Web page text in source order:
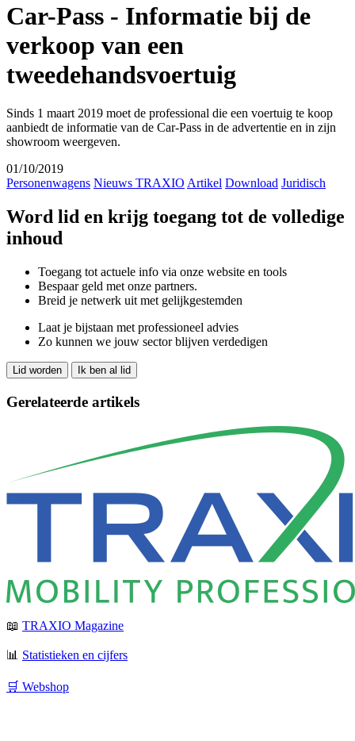
Car-Pass - Informatie bij de
verkoop van een
tweedehandsvoertuig
Sinds 1 maart 2019 moet de professional die een voertuig te koop
aanbiedt de informatie van de Car-Pass in de advertentie en in zijn
showroom weergeven.
01/10/2019
Personenwagens Nieuws TRAXIO Artikel Download Juridisch
Word lid en krijg toegang tot de volledige
inhoud
Toegang tot actuele info via onze website en tools
Bespaar geld met onze partners.
Breid je netwerk uit met gelijkgestemden
Laat je bijstaan met professioneel advies
Zo kunnen we jouw sector blijven verdedigen
Lid worden Ik ben al lid
Gerelateerde artikels
📖 TRAXIO Magazine
📊 Statistieken en cijfers
🛒 Webshop